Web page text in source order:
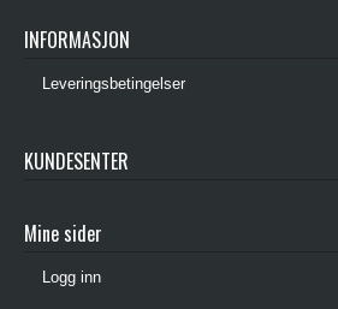
INFORMASJON
Leveringsbetingelser
KUNDESENTER
Mine sider
Logg inn